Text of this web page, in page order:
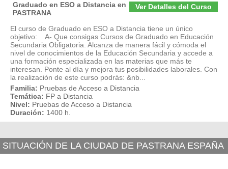
Ver Detalles del Curso
Graduado en ESO a Distancia en
PASTRANA
El curso de Graduado en ESO a Distancia tiene un único
objetivo: A- Que consigas Cursos de Graduado en Educación
Secundaria Obligatoria. Alcanza de manera fácil y cómoda el
nivel de conocimientos de la Educación Secundaria y accede a
una formación especializada en las materias que más te
interesan. Ponte al día y mejora tus posibilidades laborales. Con
la realización de este curso podrás: &nb...
Familia: Pruebas de Acceso a Distancia
Temática: FP a Distancia
Nivel: Pruebas de Acceso a Distancia
Duración: 1400 h.
SITUACIÓN DE LA CIUDAD DE PASTRANA ESPAÑA